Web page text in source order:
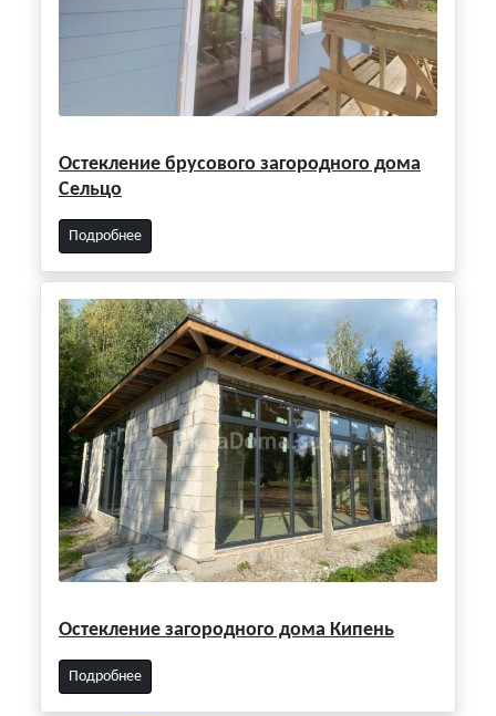
Остекление брусового загородного дома
Сельцо
Подробнее
Остекление загородного дома Кипень
Подробнее